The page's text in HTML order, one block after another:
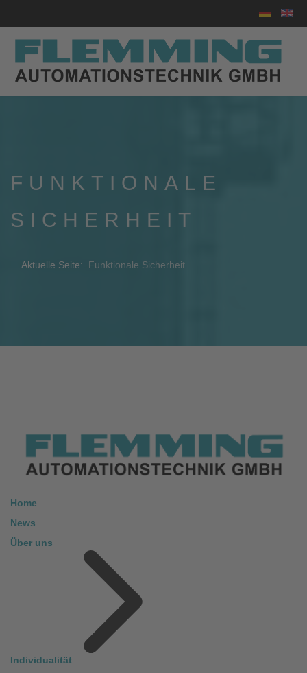
Sprache
FUNKTIONALE
SICHERHEIT
Aktuelle Seite: Funktionale Sicherheit
Home
News
Über uns
Individualität